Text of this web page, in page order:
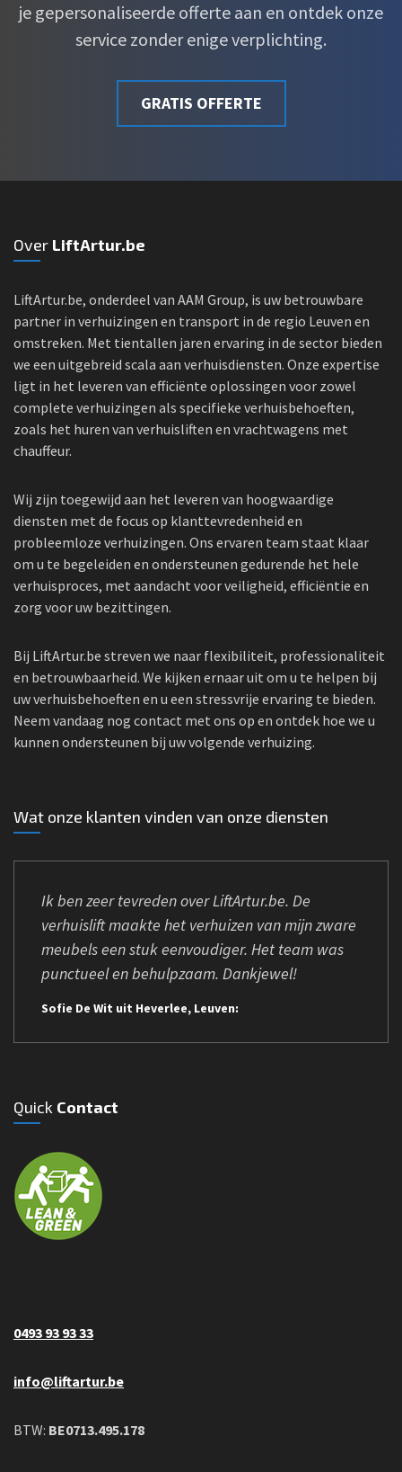
je gepersonaliseerde offerte aan en ontdek onze
service zonder enige verplichting.
GRATIS OFFERTE
Over LiftArtur.be
LiftArtur.be, onderdeel van AAM Group, is uw betrouwbare
partner in verhuizingen en transport in de regio Leuven en
omstreken. Met tientallen jaren ervaring in de sector bieden
we een uitgebreid scala aan verhuisdiensten. Onze expertise
ligt in het leveren van efficiënte oplossingen voor zowel
complete verhuizingen als specifieke verhuisbehoeften,
zoals het huren van verhuisliften en vrachtwagens met
chauffeur.
Wij zijn toegewijd aan het leveren van hoogwaardige
diensten met de focus op klanttevredenheid en
probleemloze verhuizingen. Ons ervaren team staat klaar
om u te begeleiden en ondersteunen gedurende het hele
verhuisproces, met aandacht voor veiligheid, efficiëntie en
zorg voor uw bezittingen.
Bij LiftArtur.be streven we naar flexibiliteit, professionaliteit
en betrouwbaarheid. We kijken ernaar uit om u te helpen bij
uw verhuisbehoeften en u een stressvrije ervaring te bieden.
Neem vandaag nog contact met ons op en ontdek hoe we u
kunnen ondersteunen bij uw volgende verhuizing.
Wat onze klanten vinden van onze diensten
Ik ben zeer tevreden over LiftArtur.be. De
verhuislift maakte het verhuizen van mijn zware
meubels een stuk eenvoudiger. Het team was
punctueel en behulpzaam. Dankjewel!
Sofie De Wit uit Heverlee, Leuven:
Quick Contact
0493 93 93 33
info@liftartur.be
BTW: BE0713.495.178